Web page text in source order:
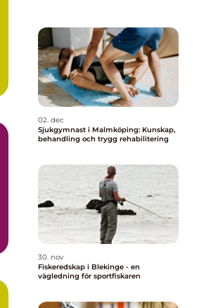
02. dec
Sjukgymnast i Malmköping: Kunskap,
behandling och trygg rehabilitering
30. nov
Fiskeredskap i Blekinge - en
vägledning för sportfiskaren